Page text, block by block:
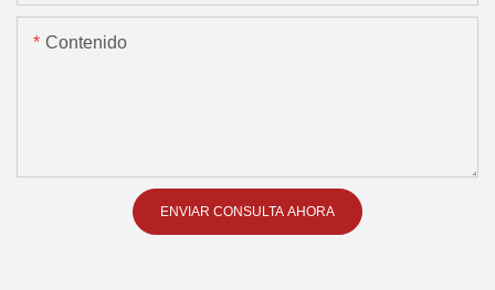
Contenido
ENVIAR CONSULTA AHORA